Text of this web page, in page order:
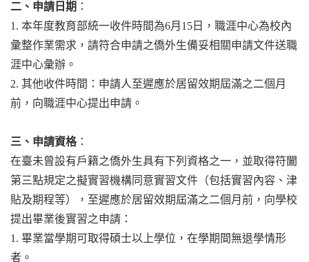
二、申請日期 ：
1. 本年度教育部統一收件時間為6月15日，職涯中心為校內
彙整作業需求，請符合申請之僑外生備妥相關申請文件送職
涯中心彙辦。
2. 其他收件時間：申請人至遲應於居留效期屆滿之二個月
前，向職涯中心提出申請。
三、申請資格：
在臺未曾設有戶籍之僑外生具有下列資格之一，並取得符闔
第三點規定之擬實習機構同意實習文件（包括實習內容、津
貼及期程等），至遲應於居留效期屆滿之二個月前，向學校
提出畢業後實習之申請：
1. 畢業當學期可取得碩士以上學位，在學期間無退學情形
者。